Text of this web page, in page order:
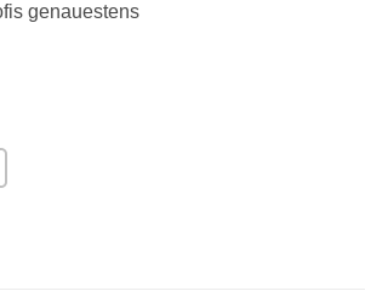
genauestens